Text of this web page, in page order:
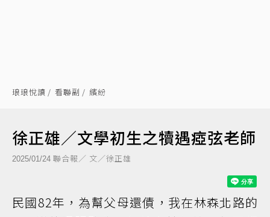
琅琅悅讀 看聯副 繽紛
徐正雄／文學初生之犢遇瘂弦老師
2025/01/24 聯合報／ 文／徐正雄
民國82年，為幫父母還債，我在林森北路的